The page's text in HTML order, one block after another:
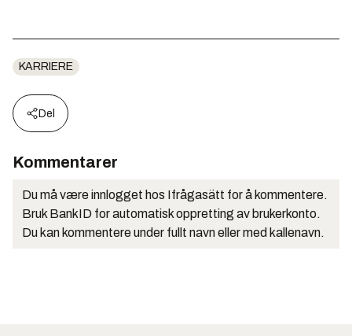
KARRIERE
Del
Kommentarer
Du må være innlogget hos Ifrågasätt for å kommentere.
Bruk BankID for automatisk oppretting av brukerkonto.
Du kan kommentere under fullt navn eller med kallenavn.